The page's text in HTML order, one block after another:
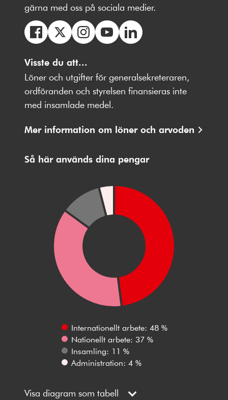
gärna med oss på sociala medier.
oss
på
Facebbok
oss
på
oss
på
Instagram
på
Youtube
på
LinkedIn
Visste du att...
Löner och utgifter för generalsekreteraren,
ordföranden och styrelsen finansieras inte
med insamlade medel.
Mer information om löner och arvoden
Så här används dina pengar
Internationellt arbete: 48 %
Nationellt arbete: 37 %
Insamling: 11 %
Administration: 4 %
Visa diagram som tabell